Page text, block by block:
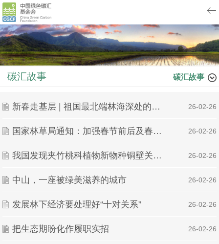
碳汇故事 碳汇故事
新春走基层 | 祖国最北端林海深处的坚守 | 26-02-26
国家林草局通知：加强春节前后及春季候鸟迁飞期鸟类保护 | 26-02-26
我国发现夹竹桃科植物新物种铜壁关醉魂藤 | 26-02-26
中山，一座被绿美滋养的城市 | 26-02-26
发展林下经济要处理好“十对关系” | 26-02-26
把生态期盼化作履职实招 | 26-02-26